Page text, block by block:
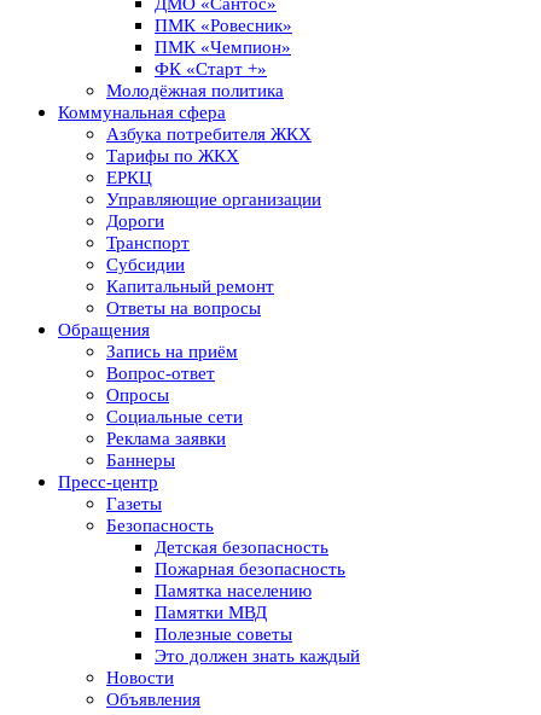
ДМО «Сантос»
ПМК «Ровесник»
ПМК «Чемпион»
ФК «Старт +»
Молодёжная политика
Коммунальная сфера
Азбука потребителя ЖКХ
Тарифы по ЖКХ
ЕРКЦ
Управляющие организации
Дороги
Транспорт
Субсидии
Капитальный ремонт
Ответы на вопросы
Обращения
Запись на приём
Вопрос-ответ
Опросы
Социальные сети
Реклама заявки
Баннеры
Пресс-центр
Газеты
Безопасность
Детская безопасность
Пожарная безопасность
Памятка населению
Памятки МВД
Полезные советы
Это должен знать каждый
Новости
Объявления